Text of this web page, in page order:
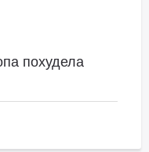
похудела